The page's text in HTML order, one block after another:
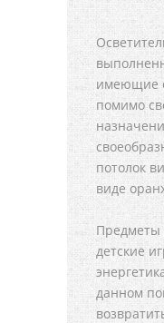
имеющие
помимо
потолок
виде
Предметы
детские
данном